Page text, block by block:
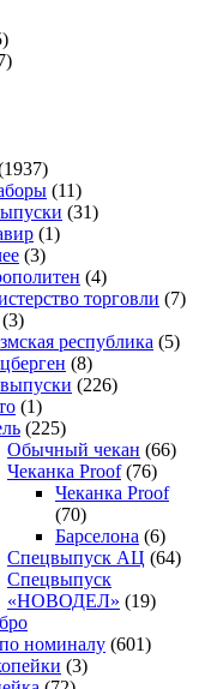
(11)
(31)
(1)
(3)
(4)
торговли (7)
(3)
республика (5)
(8)
(226)
(1)
(225)
Обычный чекан (66)
Чеканка Proof(76)
Чеканка Proof
(70)
Барселона (6)
Спецвыпуск АЦ (64)
Спецвыпуск
«НОВОДЕЛ» (19)
номиналу (601)
(3)